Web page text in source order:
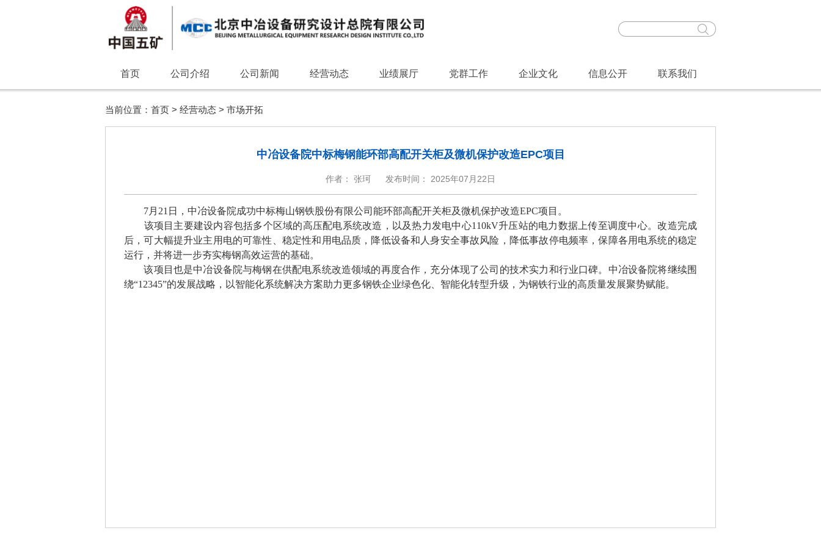
首页 公司介绍 公司新闻 经营动态 业绩展厅 党群工作 企业文化 信息公开 联系我们
当前位置： 首页 > 经营动态 > 市场开拓
中冶设备院中标梅钢能环部高配开关柜及微机保护改造EPC项目
作者： 张珂 发布时间： 2025年07月22日
7月21日，中冶设备院成功中标梅山钢铁股份有限公司能环部高配开关柜及微机保护改造EPC项目。
该项目主要建设内容包括多个区域的高压配电系统改造，以及热力发电中心110kV升压站的电力数据上传至调度中心。改造完成
后，可大幅提升业主用电的可靠性、稳定性和用电品质，降低设备和人身安全事故风险，降低事故停电频率，保障各用电系统的稳定
运行，并将进一步夯实梅钢高效运营的基础。
该项目也是中冶设备院与梅钢在供配电系统改造领域的再度合作，充分体现了公司的技术实力和行业口碑。中冶设备院将继续围
绕“12345”的发展战略，以智能化系统解决方案助力更多钢铁企业绿色化、智能化转型升级，为钢铁行业的高质量发展聚势赋能。